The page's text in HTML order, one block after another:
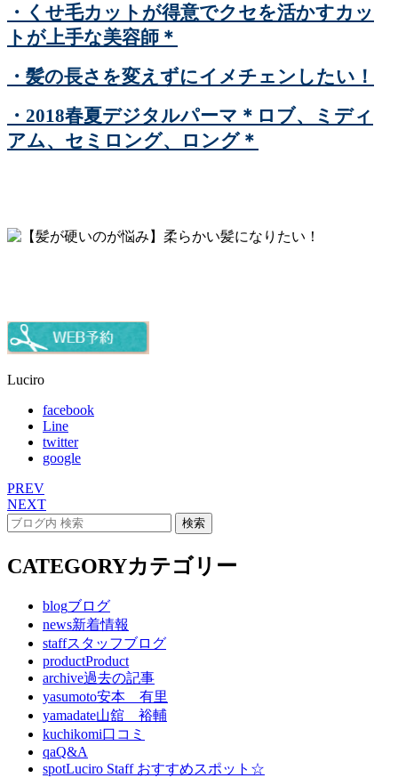
・くせ毛カットが得意でクセを活かすカッ
トが上手な美容師＊
・髪の長さを変えずにイメチェンしたい！
・2018春夏デジタルパーマ＊ロブ、ミディ
アム、セミロング、ロング＊
Luciro
facebook
Line
twitter
google
PREV
NEXT
CATEGORYカテゴリー
blogブログ
news新着情報
staffスタッフブログ
productProduct
archive過去の記事
yasumoto安本 有里
yamadate山舘 裕輔
kuchikomi口コミ
qaQ&A
spotLuciro Staff おすすめスポット☆